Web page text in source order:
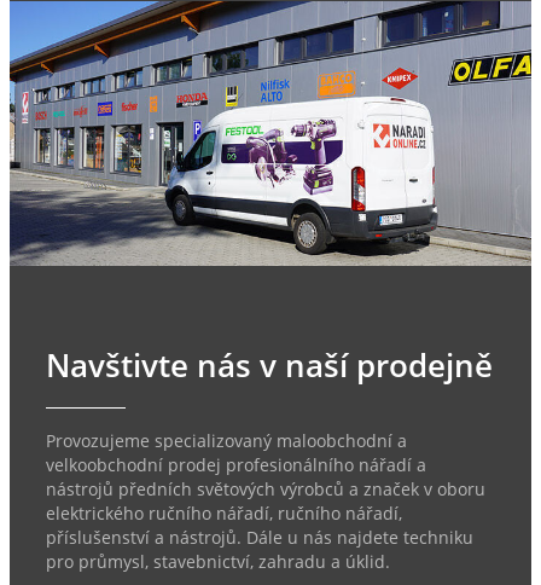
Navštivte nás v naší prodejně
Provozujeme specializovaný maloobchodní a
velkoobchodní prodej profesionálního nářadí a
nástrojů předních světových výrobců a značek v oboru
elektrického ručního nářadí, ručního nářadí,
příslušenství a nástrojů. Dále u nás najdete techniku
pro průmysl, stavebnictví, zahradu a úklid.